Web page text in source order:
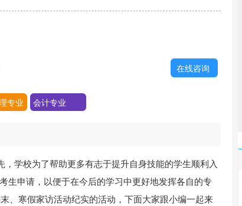
专业 会计专业
在线咨询
学校为了帮助更多有志于提升自身技能的学生顺利入
生申请，以便于在今后的学习中更好地发挥各自的专
、寒假家访活动纪实的活动，下面大家跟小编一起来